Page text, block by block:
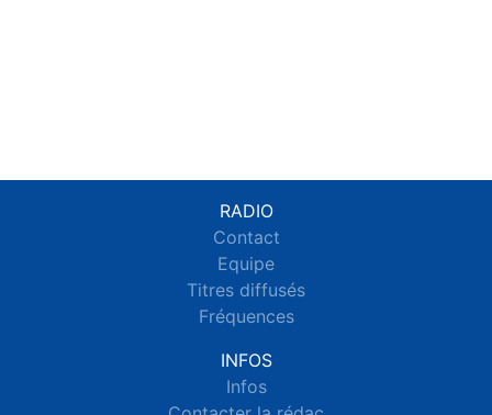
RADIO
Contact
Equipe
Titres diffusés
Fréquences
INFOS
Infos